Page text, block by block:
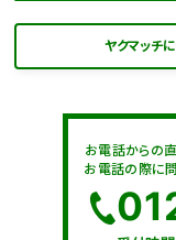
ヤクマッチ
お電話からの
お電話の際に